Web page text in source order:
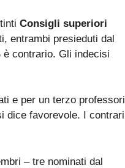
Consigli superiori
entrambi presieduti dal
contrario. Gli indecisi
e per un terzo professori
dice favorevole. I contrari
– tre nominati dal